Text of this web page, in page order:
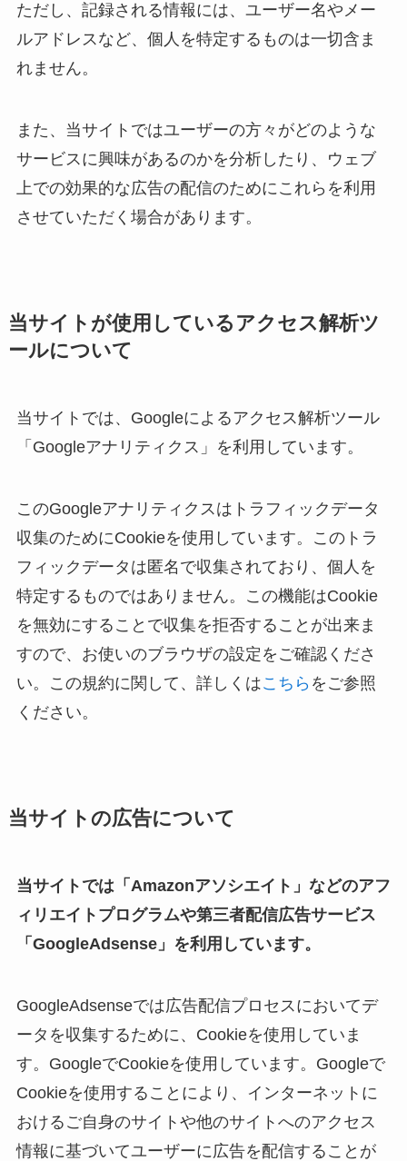
ただし、記録される情報には、ユーザー名やメー
ルアドレスなど、個人を特定するものは一切含ま
れません。
また、当サイトではユーザーの方々がどのような
サービスに興味があるのかを分析したり、ウェブ
上での効果的な広告の配信のためにこれらを利用
させていただく場合があります。
当サイトが使用しているアクセス解析ツ
ールについて
当サイトでは、Googleによるアクセス解析ツール
「Googleアナリティクス」を利用しています。
このGoogleアナリティクスはトラフィックデータ
収集のためにCookieを使用しています。このトラ
フィックデータは匿名で収集されており、個人を
特定するものではありません。この機能はCookie
を無効にすることで収集を拒否することが出来ま
すので、お使いのブラウザの設定をご確認くださ
い。この規約に関して、詳しくはこちら をご参照
ください。
当サイトの広告について
当サイトでは「Amazonアソシエイト」などのアフ
ィリエイトプログラムや第三者配信広告サービス
「GoogleAdsense」を利用しています。
GoogleAdsenseでは広告配信プロセスにおいてデ
ータを収集するために、Cookieを使用していま
す。GoogleでCookieを使用しています。Googleで
Cookieを使用することにより、インターネットに
おけるご自身のサイトや他のサイトへのアクセス
情報に基づいてユーザーに広告を配信することが